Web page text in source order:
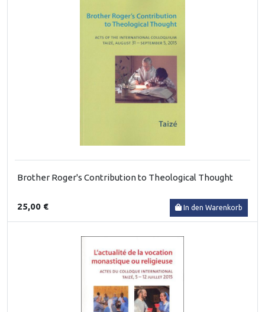
Brother Roger's Contribution to Theological Thought
25,00 € In den Warenkorb